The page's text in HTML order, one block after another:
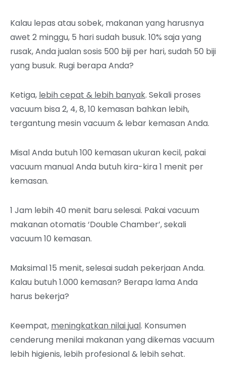
Kalau lepas atau sobek, makanan yang harusnya
awet 2 minggu, 5 hari sudah busuk. 10% saja yang
rusak, Anda jualan sosis 500 biji per hari, sudah 50 biji
yang busuk. Rugi berapa Anda?
Ketiga, lebih cepat & lebih banyak. Sekali proses
vacuum bisa 2, 4, 8, 10 kemasan bahkan lebih,
tergantung mesin vacuum & lebar kemasan Anda.
Misal Anda butuh 100 kemasan ukuran kecil, pakai
vacuum manual Anda butuh kira-kira 1 menit per
kemasan.
1 Jam lebih 40 menit baru selesai. Pakai vacuum
makanan otomatis ‘Double Chamber’, sekali
vacuum 10 kemasan.
Maksimal 15 menit, selesai sudah pekerjaan Anda.
Kalau butuh 1.000 kemasan? Berapa lama Anda
harus bekerja?
Keempat, meningkatkan nilai jual. Konsumen
cenderung menilai makanan yang dikemas vacuum
lebih higienis, lebih profesional & lebih sehat.